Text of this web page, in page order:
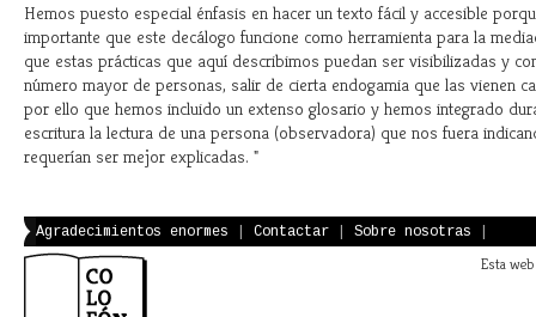
Hemos puesto especial énfasis en hacer un texto fácil y accesible
importante que este decálogo funcione como herramienta para la
que estas prácticas que aquí describimos puedan ser visibilizadas y
número mayor de personas, salir de cierta endogamia que las vienen
por ello que hemos incluido un extenso glosario y hemos integrado
escritura la lectura de una persona (observadora) que nos fuera
requerían ser mejor explicadas. "
Agradecimientos enormes Contactar Sobre nosotras
Esta